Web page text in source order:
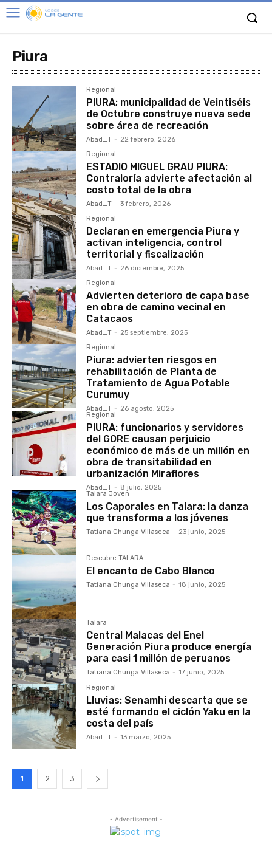
Piura
Regional
PIURA; municipalidad de Veintiséis
de Octubre construye nueva sede
sobre área de recreación
Abad_T - 22 febrero, 2026
Regional
ESTADIO MIGUEL GRAU PIURA:
Contraloría advierte afectación al
costo total de la obra
Abad_T - 3 febrero, 2026
Regional
Declaran en emergencia Piura y
activan inteligencia, control
territorial y fiscalización
Abad_T - 26 diciembre, 2025
Regional
Advierten deterioro de capa base
en obra de camino vecinal en
Catacaos
Abad_T - 25 septiembre, 2025
Regional
Piura: advierten riesgos en
rehabilitación de Planta de
Tratamiento de Agua Potable
Curumuy
Abad_T - 26 agosto, 2025
Regional
PIURA: funcionarios y servidores
del GORE causan perjuicio
económico de más de un millón en
obra de transitabilidad en
urbanización Miraflores
Abad_T - 8 julio, 2025
Talara Joven
Los Caporales en Talara: la danza
que transforma a los jóvenes
Tatiana Chunga Villaseca - 23 junio, 2025
Descubre TALARA
El encanto de Cabo Blanco
Tatiana Chunga Villaseca - 18 junio, 2025
Talara
Central Malacas del Enel
Generación Piura produce energía
para casi 1 millón de peruanos
Tatiana Chunga Villaseca - 17 junio, 2025
Regional
Lluvias: Senamhi descarta que se
esté formando el ciclón Yaku en la
costa del país
Abad_T - 13 marzo, 2025
1 2 3
- Advertisement -